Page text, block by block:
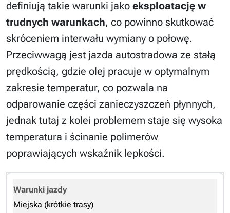
definiują takie warunki jako eksploatację w
trudnych warunkach, co powinno skutkować
skróceniem interwału wymiany o połowę.
Przeciwwagą jest jazda autostradowa ze stałą
prędkością, gdzie olej pracuje w optymalnym
zakresie temperatur, co pozwala na
odparowanie części zanieczyszczeń płynnych,
jednak tutaj z kolei problemem staje się wysoka
temperatura i ścinanie polimerów
poprawiających wskaźnik lepkości.
Miejska (krótkie trasy)